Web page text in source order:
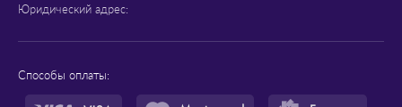
Юридический адрес:
Способы оплаты: